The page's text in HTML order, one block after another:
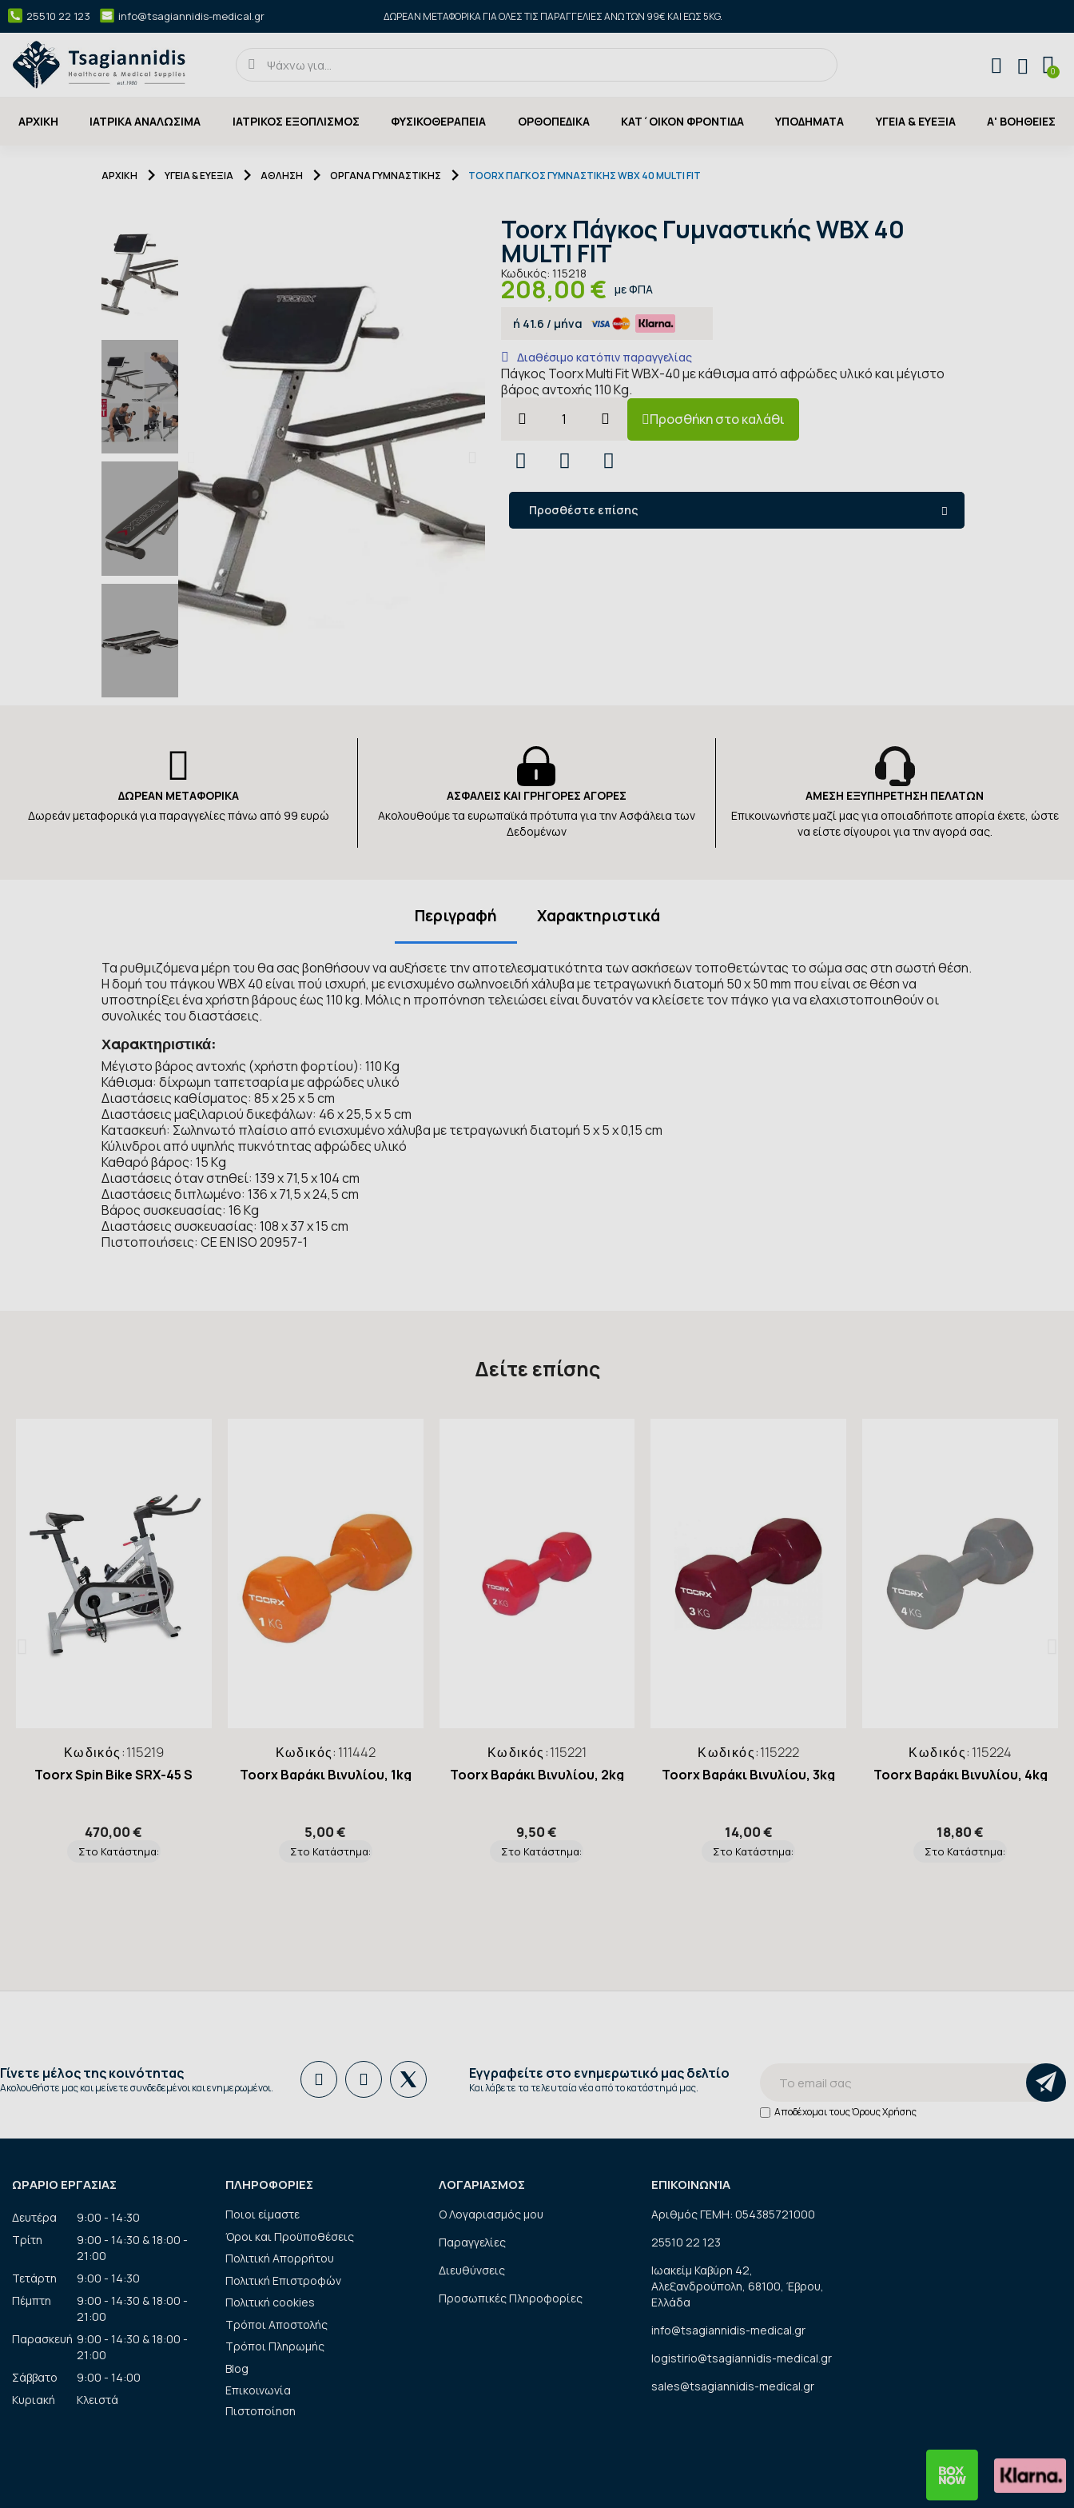
25510 22 123 info@tsagiannidis-medical.gr ΔΩΡΕΑΝ ΜΕΤΑΦΟΡΙΚΑ ΓΙΑ ΌΛΕΣ ΤΙΣ ΠΑΡΑΓΓΕΛΊΕΣ ΆΝΩ ΤΩΝ 99€ ΚΑΙ ΈΩΣ 5KG.
ΑΡΧΙΚΉ ΙΑΤΡΙΚΑ ΑΝΑΛΩΣΙΜΑ ΙΑΤΡΙΚΟΣ ΕΞΟΠΛΙΣΜΟΣ ΦΥΣΙΚΟΘΕΡΑΠΕΙΑ ΟΡΘΟΠΕΔΙΚΑ ΚΑΤ΄ΟΙΚΟΝ ΦΡΟΝΤΙΔΑ ΥΠΟΔΗΜΑΤΑ ΥΓΕΙΑ & ΕΥΕΞΙΑ Α' ΒΟΗΘΕΙΕΣ
ΑΡΧΙΚΉ ΥΓΕΙΑ & ΕΥΕΞΙΑ ΑΘΛΗΣΗ ΌΡΓΑΝΑ ΓΥΜΝΑΣΤΙΚΉΣ TOORX ΠΆΓΚΟΣ ΓΥΜΝΑΣΤΙΚΉΣ WBX 40 MULTI FIT
Toorx Πάγκος Γυμναστικής WBX 40
MULTI FIT
Κωδικός: 115218
208,00 € με ΦΠΑ
ή 41.6 / μήνα
Διαθέσιμο κατόπιν παραγγελίας
Πάγκος Toorx Multi Fit WBX-40 με κάθισμα από αφρώδες υλικό και μέγιστο
βάρος αντοχής 110 Kg.
Προσθήκη στο καλάθι
Προσθέστε επίσης
ΔΩΡΕΑΝ ΜΕΤΑΦΟΡΙΚΑ
Δωρεάν μεταφορικά για παραγγελίες πάνω από 99 ευρώ
ΑΣΦΑΛΕΙΣ ΚΑΙ ΓΡΗΓΟΡΕΣ ΑΓΟΡΕΣ
Ακολουθούμε τα ευρωπαϊκά πρότυπα για την Ασφάλεια των
Δεδομένων
ΑΜΕΣΗ ΕΞΥΠΗΡΕΤΗΣΗ ΠΕΛΑΤΩΝ
Επικοινωνήστε μαζί μας για οποιαδήποτε απορία έχετε, ώστε
να είστε σίγουροι για την αγορά σας.
Περιγραφή Χαρακτηριστικά
Τα ρυθμιζόμενα μέρη του θα σας βοηθήσουν να αυξήσετε την αποτελεσματικότητα των ασκήσεων τοποθετώντας το σώμα σας στη σωστή θέση.
Η δομή του πάγκου WBX 40 είναι πού ισχυρή, με ενισχυμένο σωληνοειδή χάλυβα με τετραγωνική διατομή 50 x 50 mm που είναι σε θέση να
υποστηρίξει ένα χρήστη βάρους έως 110 kg. Μόλις η προπόνηση τελειώσει είναι δυνατόν να κλείσετε τον πάγκο για να ελαχιστοποιηθούν οι
συνολικές του διαστάσεις.
Χαρακτηριστικά:
Μέγιστο βάρος αντοχής (χρήστη φορτίου): 110 Kg
Κάθισμα: δίχρωμη ταπετσαρία με αφρώδες υλικό
Διαστάσεις καθίσματος: 85 x 25 x 5 cm
Διαστάσεις μαξιλαριού δικεφάλων: 46 x 25,5 x 5 cm
Κατασκευή: Σωληνωτό πλαίσιο από ενισχυμένο χάλυβα με τετραγωνική διατομή 5 x 5 x 0,15 cm
Κύλινδροι από υψηλής πυκνότητας αφρώδες υλικό
Καθαρό βάρος: 15 Kg
Διαστάσεις όταν στηθεί: 139 x 71,5 x 104 cm
Διαστάσεις διπλωμένο: 136 x 71,5 x 24,5 cm
Βάρος συσκευασίας: 16 Kg
Διαστάσεις συσκευασίας: 108 x 37 x 15 cm
Πιστοποιήσεις: CE EN ISO 20957-1
Δείτε επίσης
Κωδικός:115219
Toorx Spin Bike SRX-45 S
470,00 €
Στο Κατάστημα:
Κωδικός: 111442
Toorx Βαράκι Βινυλίου, 1kg
5,00 €
Στο Κατάστημα:
Κωδικός:115221
Toorx Βαράκι Βινυλίου, 2kg
9,50 €
Στο Κατάστημα:
Κωδικός:115222
Toorx Βαράκι Βινυλίου, 3kg
14,00 €
Στο Κατάστημα:
Κωδικός: 115224
Toorx Βαράκι Βινυλίου, 4kg
18,80 €
Στο Κατάστημα:
Γίνετε μέλος της κοινότητας
Ακολουθήστε μας και μείνετε συνδεδεμένοι και ενημερωμένοι.
Εγγραφείτε στο ενημερωτικό μας δελτίο
Και λάβετε τα τελευταία νέα από το κατάστημά μας.
Αποδέχομαι τουςΌρους Χρήσης
ΩΡΑΡΙΟ ΕΡΓΑΣΙΑΣ
Δευτέρα
9:00 - 14:30
Τρίτη
9:00 - 14:30 & 18:00 -
21:00
Τετάρτη
9:00 - 14:30
Πέμπτη
9:00 - 14:30 & 18:00 -
21:00
Παρασκευή 9:00 - 14:30 & 18:00 -
21:00
Σάββατο
9:00 - 14:00
Κυριακή
Κλειστά
ΠΛΗΡΟΦΟΡΙΕΣ
Ποιοι είμαστε
Όροι και Προϋποθέσεις
Πολιτική Απορρήτου
Πολιτική Επιστροφών
Πολιτική cookies
Τρόποι Αποστολής
Τρόποι Πληρωμής
Blog
Επικοινωνία
Πιστοποίηση
ΛΟΓΑΡΙΑΣΜΟΣ
Ο Λογαριασμός μου
Παραγγελίες
Διευθύνσεις
Προσωπικές Πληροφορίες
ΕΠΙΚΟΙΝΩΝΊΑ
Αριθμός ΓΕΜΗ: 054385721000
25510 22 123
Ιωακείμ Καβύρη 42,
Αλεξανδρούπολη, 68100, Έβρου,
Ελλάδα
info@tsagiannidis-medical.gr
logistirio@tsagiannidis-medical.gr
sales@tsagiannidis-medical.gr